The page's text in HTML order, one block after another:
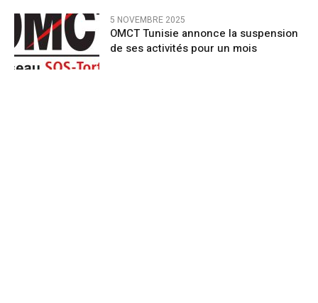
5 NOVEMBRE 2025
OMCT Tunisie annonce la suspension
de ses activités pour un mois